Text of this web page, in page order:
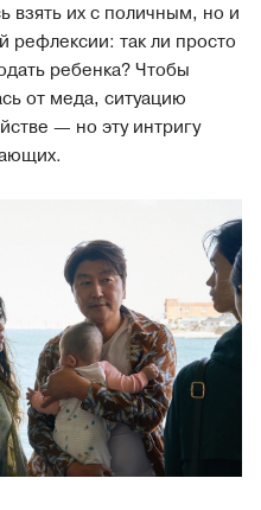
взять их с поличным, но и
рефлексии: так ли просто
ребенка? Чтобы
от меда, ситуацию
— но эту интригу